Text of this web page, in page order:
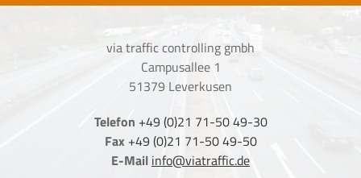
via traffic controlling gmbh
Campusallee 1
51379 Leverkusen
Telefon +49 (0)21 71-50 49-30
Fax +49 (0)21 71-50 49-50
E-Mail info@viatraffic.de